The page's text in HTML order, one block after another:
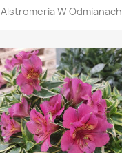
Alstromeria W Odmianach